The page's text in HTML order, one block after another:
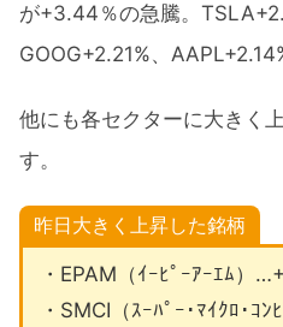
が+3.44％の急騰。
GOOG+2.21%、
他にも各セクターに大きく
す。
昨日大きく上昇した銘柄
・EPAM（ｲｰﾋﾟｰｱｰｴﾑ）
・SMCI（ｽｰﾊﾟｰ･ﾏｲｸﾛ･ｺ